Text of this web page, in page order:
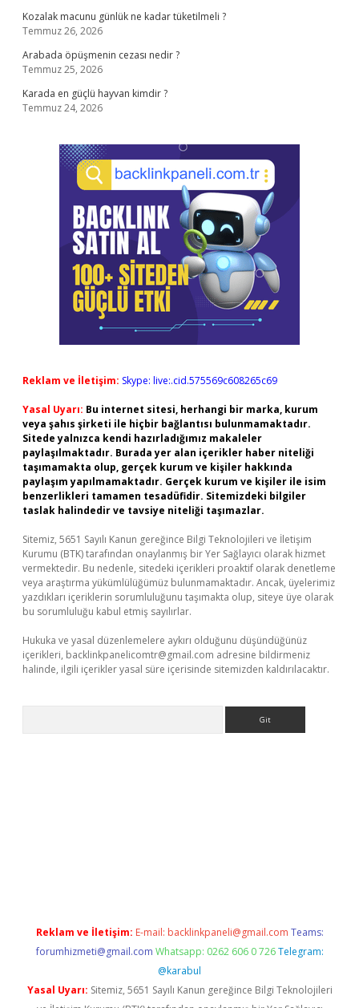
Kozalak macunu günlük ne kadar tüketilmeli ?
Temmuz 26, 2026
Arabada öpüşmenin cezası nedir ?
Temmuz 25, 2026
Karada en güçlü hayvan kimdir ?
Temmuz 24, 2026
Reklam ve İletişim: Skype: live:.cid.575569c608265c69
Yasal Uyarı: Bu internet sitesi, herhangi bir marka, kurum
veya şahıs şirketi ile hiçbir bağlantısı bulunmamaktadır.
Sitede yalnızca kendi hazırladığımız makaleler
paylaşılmaktadır. Burada yer alan içerikler haber niteliği
taşımamakta olup, gerçek kurum ve kişiler hakkında
paylaşım yapılmamaktadır. Gerçek kurum ve kişiler ile isim
benzerlikleri tamamen tesadüfidir. Sitemizdeki bilgiler
taslak halindedir ve tavsiye niteliği taşımazlar.
Sitemiz, 5651 Sayılı Kanun gereğince Bilgi Teknolojileri ve İletişim
Kurumu (BTK) tarafından onaylanmış bir Yer Sağlayıcı olarak hizmet
vermektedir. Bu nedenle, sitedeki içerikleri proaktif olarak denetleme
veya araştırma yükümlülüğümüz bulunmamaktadır. Ancak, üyelerimiz
yazdıkları içeriklerin sorumluluğunu taşımakta olup, siteye üye olarak
bu sorumluluğu kabul etmiş sayılırlar.
Hukuka ve yasal düzenlemelere aykırı olduğunu düşündüğünüz
içerikleri, backlinkpanelicomtr@gmail.com adresine bildirmeniz
halinde, ilgili içerikler yasal süre içerisinde sitemizden kaldırılacaktır.
Reklam ve İletişim: E-mail: backlinkpaneli@gmail.com Teams:
forumhizmeti@gmail.com Whatsapp: 0262 606 0 726 Telegram:
@karabul
Yasal Uyarı: Sitemiz, 5651 Sayılı Kanun gereğince Bilgi Teknolojileri